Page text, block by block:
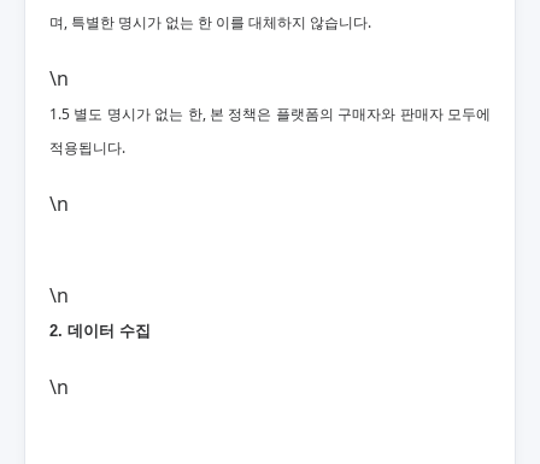
며, 특별한 명시가 없는 한 이를 대체하지 않습니다.
\n
1.5 별도 명시가 없는 한, 본 정책은 플랫폼의 구매자와 판매자 모두에
적용됩니다.
\n
\n
2. 데이터 수집
\n